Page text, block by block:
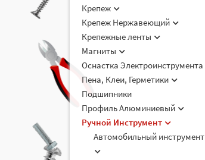
Крепеж
Крепеж Нержавеющий
Крепежные ленты
Магниты
Оснастка Электроинструмента
Пена, Клеи, Герметики
Подшипники
Профиль Алюминиевый
Ручной Инструмент
Автомобильный инструмент